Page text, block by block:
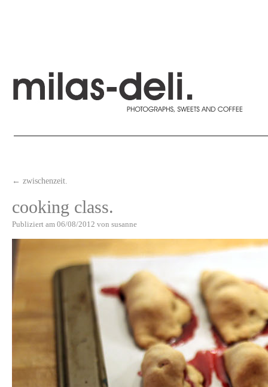
← zwischenzeit.
cooking class.
Publiziert am 06/08/2012 von susanne